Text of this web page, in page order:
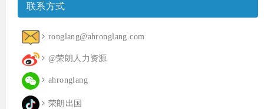
联系方式
ronglang@ahronglang.com
@荣朗人力资源
ahronglang
荣朗出国